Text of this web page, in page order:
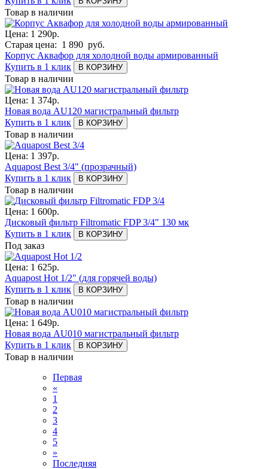
Товар в наличии
Цена: 1 290р.
Старая цена: 1 890 руб.
Корпус Аквафор для холодной воды армированный
Купить в 1 клик
В КОРЗИНУ
Товар в наличии
Цена: 1 374р.
Новая вода AU120 магистральный фильтр
Купить в 1 клик
В КОРЗИНУ
Товар в наличии
Цена: 1 397р.
Aquapost Best 3/4" (прозрачный)
Купить в 1 клик
В КОРЗИНУ
Товар в наличии
Цена: 1 600р.
Дисковый фильтр Filtromatic FDP 3/4" 130 мк
Купить в 1 клик
В КОРЗИНУ
Под заказ
Цена: 1 625р.
Aquapost Hot 1/2" (для горячей воды)
Купить в 1 клик
В КОРЗИНУ
Товар в наличии
Цена: 1 649р.
Новая вода AU010 магистральный фильтр
Купить в 1 клик
В КОРЗИНУ
Товар в наличии
Первая
«
1
2
3
4
5
»
Последняя